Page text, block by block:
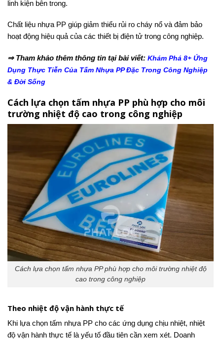
linh kiện bên trong.
Chất liệu nhựa PP giúp giảm thiểu rủi ro cháy nổ và đảm bảo
hoạt động hiệu quả của các thiết bị điện tử trong công nghiệp.
⇒ Tham khảo thêm thông tin tại bài viết: Khám Phá 8+ Ứng
Dụng Thực Tiễn Của Tấm Nhựa PP Đặc Trong Công Nghiệp
& Đời Sống
Cách lựa chọn tấm nhựa PP phù hợp cho môi
trường nhiệt độ cao trong công nghiệp
Cách lựa chọn tấm nhựa PP phù hợp cho môi trường nhiệt độ
cao trong công nghiệp
Theo nhiệt độ vận hành thực tế
Khi lựa chọn tấm nhựa PP cho các ứng dụng chịu nhiệt, nhiệt
độ vận hành thực tế là yếu tố đầu tiên cần xem xét. Doanh